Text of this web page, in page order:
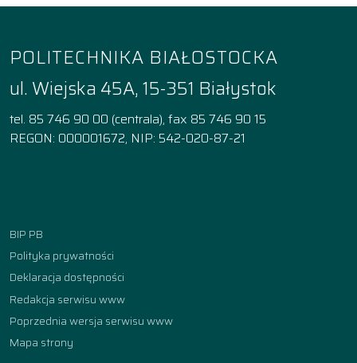
POLITECHNIKA BIAŁOSTOCKA
ul. Wiejska 45A, 15-351 Białystok
tel. 85 746 90 00 (centrala), fax 85 746 90 15
REGON: 000001672, NIP: 542-020-87-21
BIP PB
Polityka prywatności
Deklaracja dostępności
Redakcja serwisu www
Poprzednia wersja serwisu www
Mapa strony